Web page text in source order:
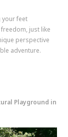
your feet
just like
perspective
adventure.
Playground in